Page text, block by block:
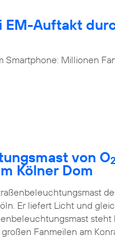
EM-Auftakt
Millionen
von O2
Kölner Dom
Er liefert Licht und
steht
Fanmeilen am